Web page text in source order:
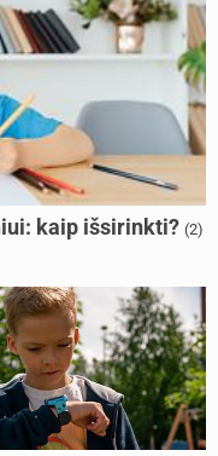
kaip išsirinkti? (2)